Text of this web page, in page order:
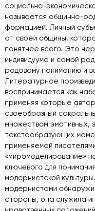
социально-
называется общинно-
формацией. Личный
от своей общины,
понятнее всего. Это
индивидуума и самой
родовому пониманию и
Литературное
воспринимается как
применяя которые
своеобразный
множеством эмотивных,
текстообразующих
применяемой
«миромоделирование»
ключевого для
модернистской
модернистами
стороны, она служила